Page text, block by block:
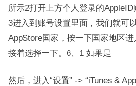
所示2打开上方个人登录的
3进入到账号设置里面，我们就可
AppStore国家，按一下国家地区
接着选择一下。6、1 如果是
然后，进入“设置” -> “iTunes &